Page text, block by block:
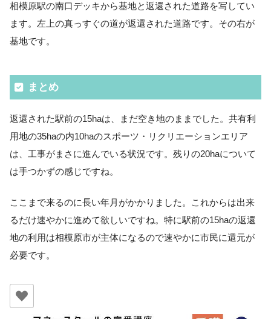
相模原駅の南口デッキから基地と返還された道路を写してい
ます。左上の真っすぐの道が返還された道路です。その右が
基地です。
まとめ
返還された駅前の15haは、まだ空き地のままでした。共有利
用地の35haの内10haのスポーツ・リクリエーションエリア
は、工事がまさに進んでいる状況です。残りの20haについて
は手つかずの感じですね。
ここまで来るのに長い年月がかかりました。これからは出来
るだけ速やかに進めて欲しいですね。特に駅前の15haの返還
地の利用は相模原市が主体になるので速やかに市民に還元が
必要です。